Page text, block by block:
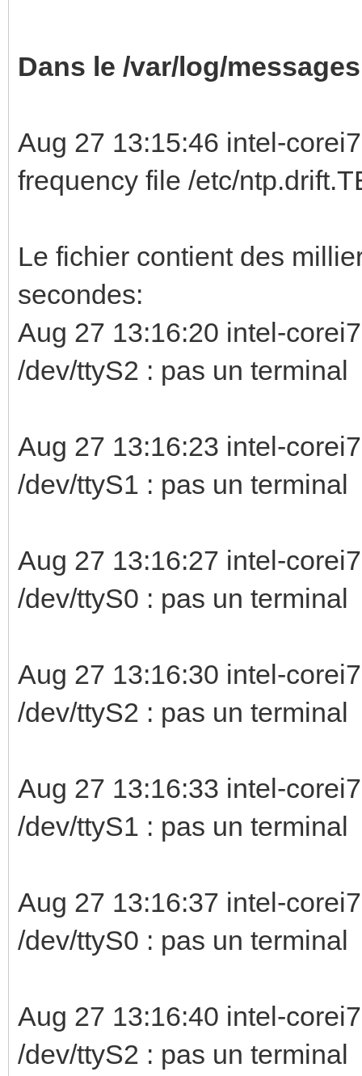
Dans le /var/log/
Aug 27 13:15:46 intel-
frequency file /etc/
Le fichier contient des
secondes:
Aug 27 13:16:20 intel-
/dev/ttyS2 :
Aug 27 13:16:23 intel-
/dev/ttyS1 :
Aug 27 13:16:27 intel-
/dev/ttyS0 :
Aug 27 13:16:30 intel-
/dev/ttyS2 :
Aug 27 13:16:33 intel-
/dev/ttyS1 :
Aug 27 13:16:37 intel-
/dev/ttyS0 :
Aug 27 13:16:40 intel-
/dev/ttyS2 :